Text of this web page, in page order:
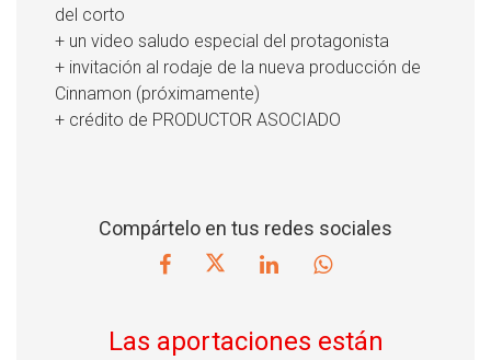
del corto
+ un video saludo especial del protagonista
+ invitación al rodaje de la nueva producción de
Cinnamon (próximamente)
+ crédito de PRODUCTOR ASOCIADO
Compártelo en tus redes sociales
Las aportaciones están